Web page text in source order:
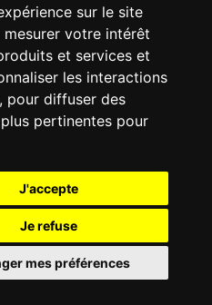
sur le site
mesurer votre intérêt
et services et
les interactions
, pour diffuser des
pertinentes pour
J'accepte
Je refuse
mes préférences
8.0 Nm -